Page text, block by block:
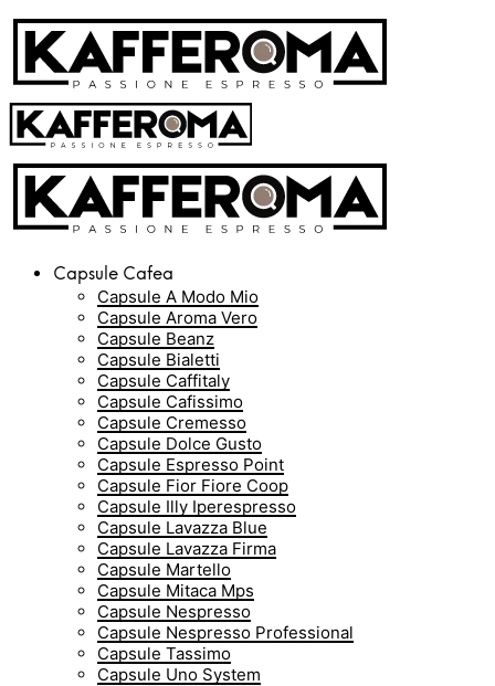
Capsule Cafea
Capsule A Modo Mio
Capsule Aroma Vero
Capsule Beanz
Capsule Bialetti
Capsule Caffitaly
Capsule Cafissimo
Capsule Cremesso
Capsule Dolce Gusto
Capsule Espresso Point
Capsule Fior Fiore Coop
Capsule Illy Iperespresso
Capsule Lavazza Blue
Capsule Lavazza Firma
Capsule Martello
Capsule Mitaca Mps
Capsule Nespresso
Capsule Nespresso Professional
Capsule Tassimo
Capsule Uno System